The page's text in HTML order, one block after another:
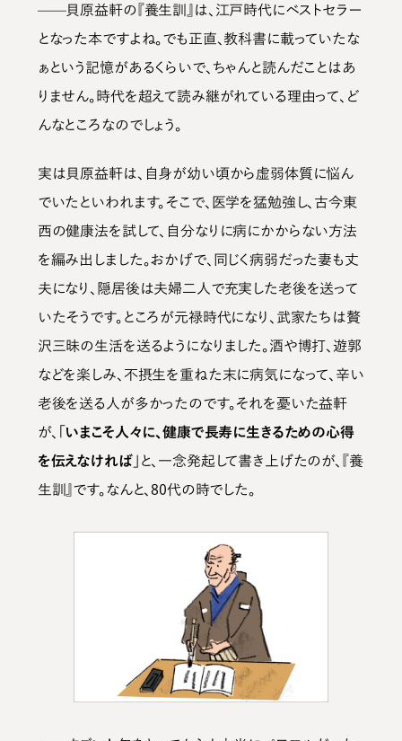
——貝原益軒の『養生訓』は、江戸時代にベストセラー
となった本ですよね。でも正直、教科書に載っていたな
ぁという記憶があるくらいで、ちゃんと読んだことはあ
りません。時代を超えて読み継がれている理由って、ど
んなところなのでしょう。
実は貝原益軒は、自身が幼い頃から虚弱体質に悩ん
でいたといわれます。そこで、医学を猛勉強し、古今東
西の健康法を試して、自分なりに病にかからない方法
を編み出しました。おかげで、同じく病弱だった妻も丈
夫になり、隠居後は夫婦二人で充実した老後を送って
いたそうです。ところが元禄時代になり、武家たちは贅
沢三昧の生活を送るようになりました。酒や博打、遊郭
などを楽しみ、不摂生を重ねた末に病気になって、辛い
老後を送る人が多かったのです。それを憂いた益軒
が、
「いまこそ人々に、健康で長寿に生きるための心得
を伝えなければ」
と、一念発起して書き上げたのが、『養
生訓』です。なんと、80代の時でした。